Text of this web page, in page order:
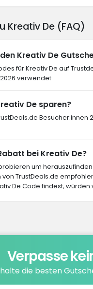
Kreativ De (FAQ)
Kreativ De
für Kreativ De auf
verwendet.
De sparen?
Besucher:innen
bei Kreativ De?
um
TrustDeals.de
De Code findest, würden
Verpasse
die besten